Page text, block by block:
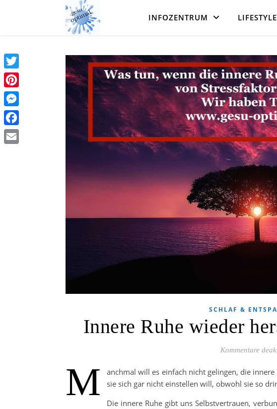
INFOZENTRUM LIFESTYLE
SCHLAF &
Innere Ruhe wieder
Kommentare
M
anchmal will es einfach nicht gelingen, die
sie sich gar nicht einstellen will, obwohl sie so
Die innere Ruhe gibt uns Selbstvertrauen,
Twitter
Pinterest
Messenger
Facebook